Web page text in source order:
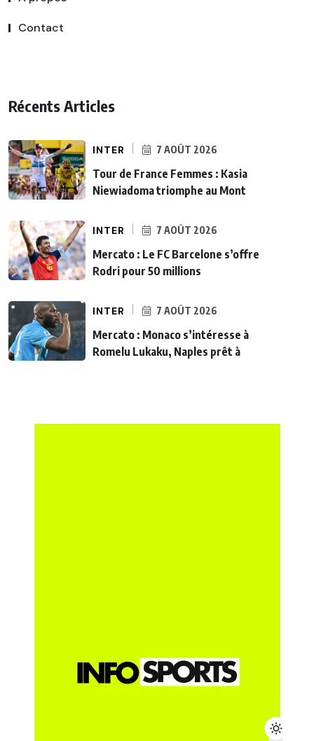
Contact
Récents Articles
INTER 7 AOÛT 2026
Tour de France Femmes : Kasia
Niewiadoma triomphe au Mont
INTER 7 AOÛT 2026
Mercato : Le FC Barcelone s’offre
Rodri pour 50 millions
INTER 7 AOÛT 2026
Mercato : Monaco s’intéresse à
Romelu Lukaku, Naples prêt à